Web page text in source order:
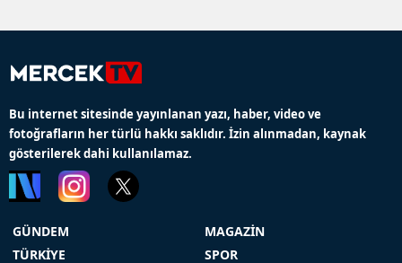
Bu internet sitesinde yayınlanan yazı, haber, video ve
fotoğrafların her türlü hakkı saklıdır. İzin alınmadan, kaynak
gösterilerek dahi kullanılamaz.
GÜNDEM
TÜRKİYE
MAGAZİN
SPOR